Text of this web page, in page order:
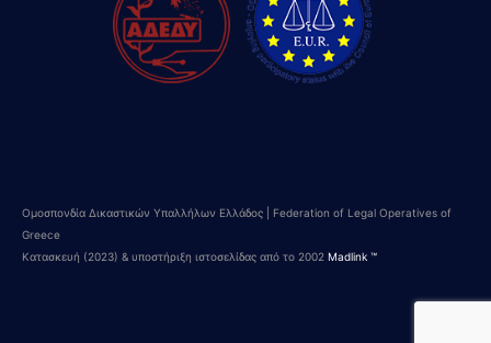
Ομοσπονδία Δικαστικών Υπαλλήλων Ελλάδος | Federation of Legal Operatives of
Greece
Κατασκευή (2023) & υποστήριξη ιστοσελίδας από το 2002 Madlink ™